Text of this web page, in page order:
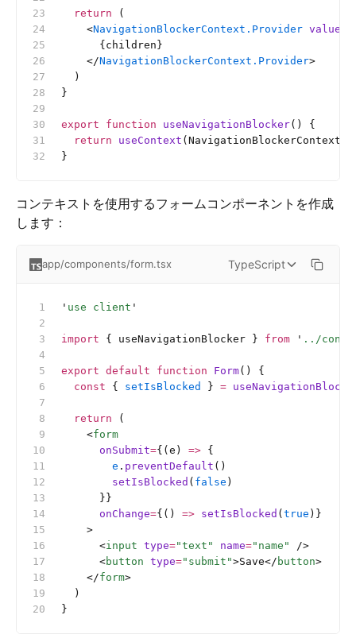
  return
(
    <
NavigationBlockerContext.Provider value
      {children}
    </
NavigationBlockerContext.Provider>
  )
}
export function useNavigationBlocker() {
  return
useContext (NavigationBlockerContext)
}
コンテキストを使用するフォームコンポーネントを作成
します：
app/components/form.tsx TypeScript
' use client '
import { useNavigationBlocker } from ' ../
export default function Form() {
  const
{ setIsBlocked } =
  return
(
    <
form
      onSubmit
={(e) => {
        e
. preventDefault ()
        setIsBlocked
( false )
      }}
      onChange
={() => setIsBlocked ( true )}
    >
      <
input type="text" name="name"
/>
      <
button type="submit">Save</ button>
    </
form>
  )
}